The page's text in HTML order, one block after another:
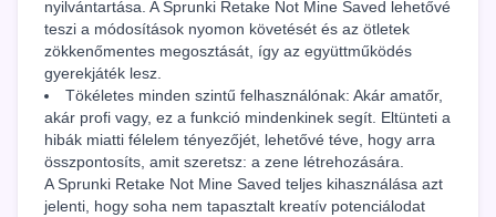
nyilvántartása. A Sprunki Retake Not Mine Saved lehetővé
teszi a módosítások nyomon követését és az ötletek
zökkenőmentes megosztását, így az együttműködés
gyerekjáték lesz.
Tökéletes minden szintű felhasználónak: Akár amatőr,
akár profi vagy, ez a funkció mindenkinek segít. Eltünteti a
hibák miatti félelem tényezőjét, lehetővé téve, hogy arra
összpontosíts, amit szeretsz: a zene létrehozására.
A Sprunki Retake Not Mine Saved teljes kihasználása azt
jelenti, hogy soha nem tapasztalt kreatív potenciálodat